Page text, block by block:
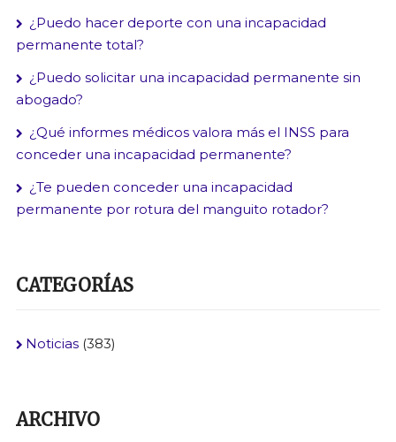
¿Puedo hacer deporte con una incapacidad
permanente total?
¿Puedo solicitar una incapacidad permanente sin
abogado?
¿Qué informes médicos valora más el INSS para
conceder una incapacidad permanente?
¿Te pueden conceder una incapacidad
permanente por rotura del manguito rotador?
CATEGORÍAS
Noticias(383)
ARCHIVO